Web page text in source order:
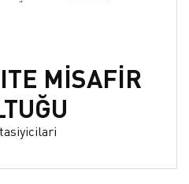
MİSAFİR